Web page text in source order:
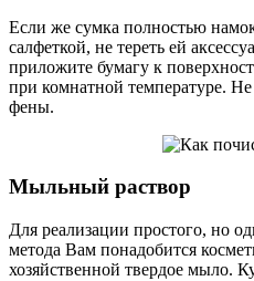
Если же сумка полностью
салфеткой, не тереть ей
приложите бумагу к
при комнатной температуре.
фены.
Мыльный раствор
Для реализации простого, но
метода Вам понадобится
хозяйственной твердое мыло.